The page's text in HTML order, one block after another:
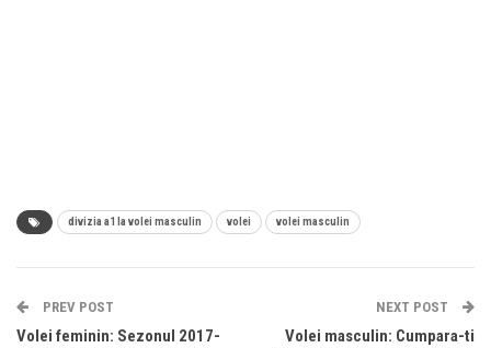
divizia a1 la volei masculin volei volei masculin
PREV POST
Volei feminin: Sezonul 2017-
NEXT POST
Volei masculin: Cumpara-ti